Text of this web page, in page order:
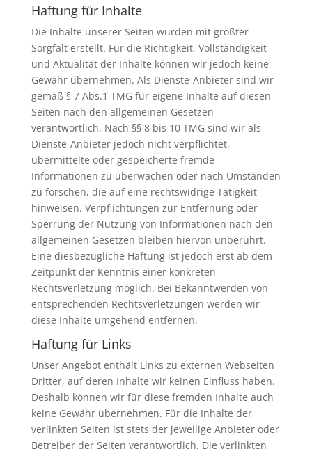
Haftung für Inhalte
Die Inhalte unserer Seiten wurden mit größter
Sorgfalt erstellt. Für die Richtigkeit, Vollständigkeit
und Aktualität der Inhalte können wir jedoch keine
Gewähr übernehmen. Als Dienste-Anbieter sind wir
gemäß § 7 Abs.1 TMG für eigene Inhalte auf diesen
Seiten nach den allgemeinen Gesetzen
verantwortlich. Nach §§ 8 bis 10 TMG sind wir als
Dienste-Anbieter jedoch nicht verpflichtet,
übermittelte oder gespeicherte fremde
Informationen zu überwachen oder nach Umständen
zu forschen, die auf eine rechtswidrige Tätigkeit
hinweisen. Verpflichtungen zur Entfernung oder
Sperrung der Nutzung von Informationen nach den
allgemeinen Gesetzen bleiben hiervon unberührt.
Eine diesbezügliche Haftung ist jedoch erst ab dem
Zeitpunkt der Kenntnis einer konkreten
Rechtsverletzung möglich. Bei Bekanntwerden von
entsprechenden Rechtsverletzungen werden wir
diese Inhalte umgehend entfernen.
Haftung für Links
Unser Angebot enthält Links zu externen Webseiten
Dritter, auf deren Inhalte wir keinen Einfluss haben.
Deshalb können wir für diese fremden Inhalte auch
keine Gewähr übernehmen. Für die Inhalte der
verlinkten Seiten ist stets der jeweilige Anbieter oder
Betreiber der Seiten verantwortlich. Die verlinkten